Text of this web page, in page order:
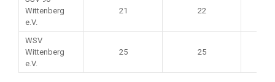
Wittenberg
e.V.
21 22
WSV
Wittenberg
e.V.
25 25